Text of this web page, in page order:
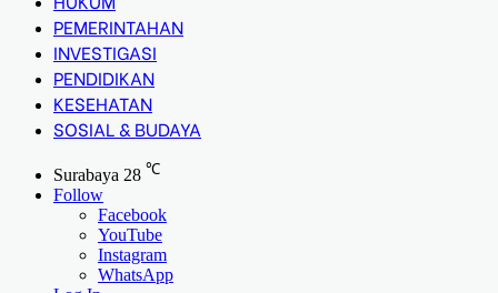
PEMERINTAHAN
INVESTIGASI
PENDIDIKAN
KESEHATAN
SOSIAL & BUDAYA
Surabaya 28 ℃
Follow
Facebook
YouTube
Instagram
WhatsApp